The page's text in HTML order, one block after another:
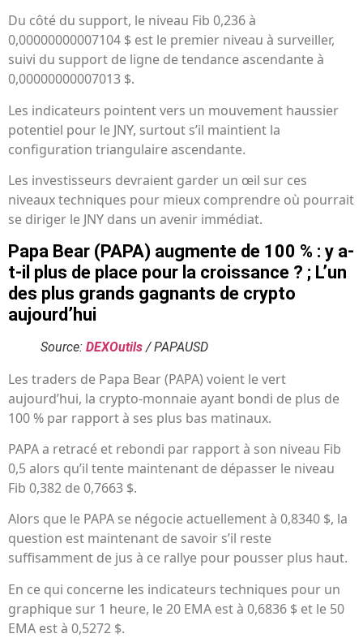
Du côté du support, le niveau Fib 0,236 à
0,00000000007104 $ est le premier niveau à surveiller,
suivi du support de ligne de tendance ascendante à
0,00000000007013 $.
Les indicateurs pointent vers un mouvement haussier
potentiel pour le JNY, surtout s’il maintient la
configuration triangulaire ascendante.
Les investisseurs devraient garder un œil sur ces
niveaux techniques pour mieux comprendre où pourrait
se diriger le JNY dans un avenir immédiat.
Papa Bear (PAPA) augmente de 100 % : y a-
t-il plus de place pour la croissance ? ; L’un
des plus grands gagnants de crypto
aujourd’hui
Source: DEXOutils / PAPAUSD
Les traders de Papa Bear (PAPA) voient le vert
aujourd’hui, la crypto-monnaie ayant bondi de plus de
100 % par rapport à ses plus bas matinaux.
PAPA a retracé et rebondi par rapport à son niveau Fib
0,5 alors qu’il tente maintenant de dépasser le niveau
Fib 0,382 de 0,7663 $.
Alors que le PAPA se négocie actuellement à 0,8340 $, la
question est maintenant de savoir s’il reste
suffisamment de jus à ce rallye pour pousser plus haut.
En ce qui concerne les indicateurs techniques pour un
graphique sur 1 heure, le 20 EMA est à 0,6836 $ et le 50
EMA est à 0,5272 $.